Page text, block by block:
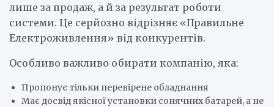
лише за продаж, а й за результат роботи
системи. Це серйозно відрізняє «Правильне
Електроживлення» від конкурентів.
Особливо важливо обирати компанію, яка:
Пропонує тільки перевірене обладнання
Має досвід якісної установки сонячних батарей, а не